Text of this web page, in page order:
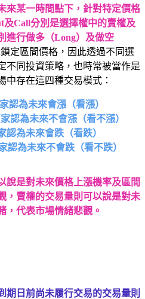
來某一時間點下，針對特定價格
及Call分別是選擇權中的賣權及
進行做多（Long）及做空
定區間價格，因此透過不同選
不同投資策略，也時常被當作是
中存在這四種交易模式：
認為未來會漲（看漲）
認為未來不會漲（看不漲）
為未來會跌（看跌）
認為未來不會跌（看不跌）
說是對未來價格上漲機率及區間
，賣權的交易量則可以說是對未
，代表市場情緒悲觀。
期日前尚未履行交易的交易量則